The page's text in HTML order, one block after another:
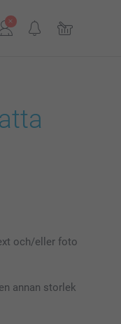
och/eller foto
annan storlek